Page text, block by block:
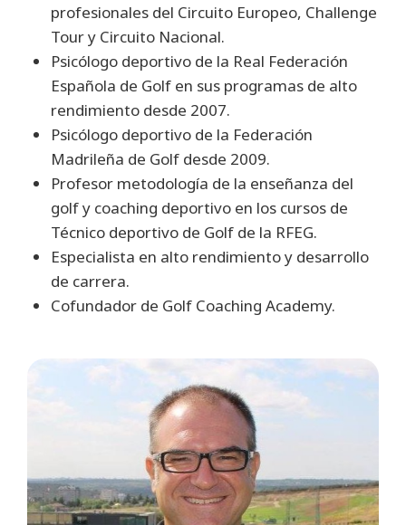
profesionales del Circuito Europeo, Challenge
Tour y Circuito Nacional.
Psicólogo deportivo de la Real Federación
Española de Golf en sus programas de alto
rendimiento desde 2007.
Psicólogo deportivo de la Federación
Madrileña de Golf desde 2009.
Profesor metodología de la enseñanza del
golf y coaching deportivo en los cursos de
Técnico deportivo de Golf de la RFEG.
Especialista en alto rendimiento y desarrollo
de carrera.
Cofundador de Golf Coaching Academy.